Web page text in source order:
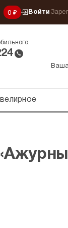
0 ₽ Войти
Ваша